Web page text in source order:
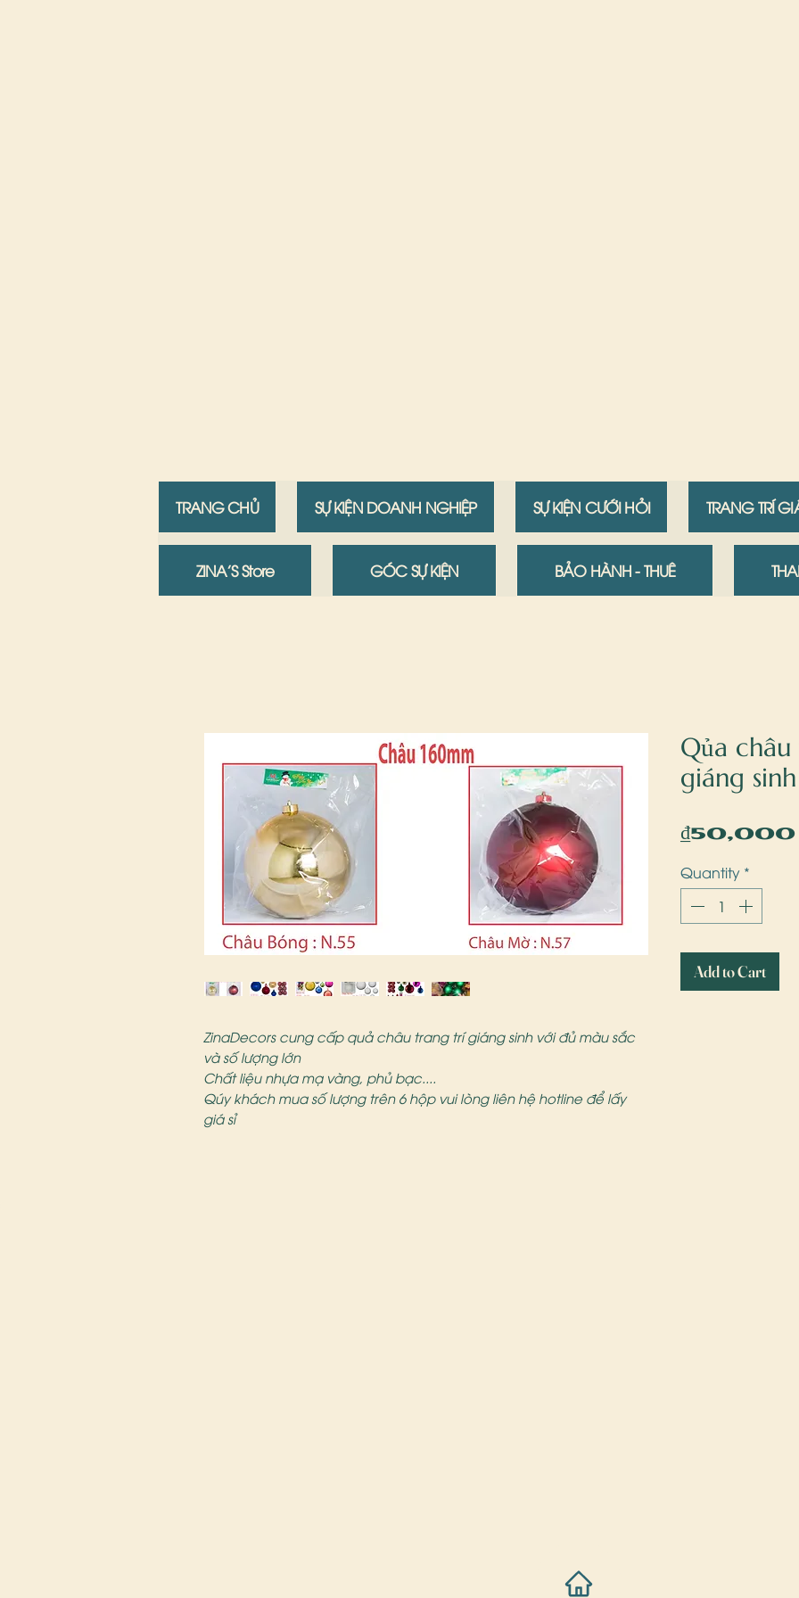
TRANG CHỦ SỰ KIỆN DOANH NGHIỆP SỰ KIỆN CƯỚI HỎI TRANG TRÍ
ZINA'S Store GÓC SỰ KIỆN BẢO HÀNH - THUÊ
ZinaDecors cung cấp quả châu trang trí giáng sinh với đủ màu sắc
và số lượng lớn
Chất liệu nhựa mạ vàng, phủ bạc....
Qúy khách mua số lượng trên 6 hộp vui lòng liên hệ hotline để lấy
giá sỉ
Qủa
giáng sinh
₫50,000
Quantity *
Add to Cart